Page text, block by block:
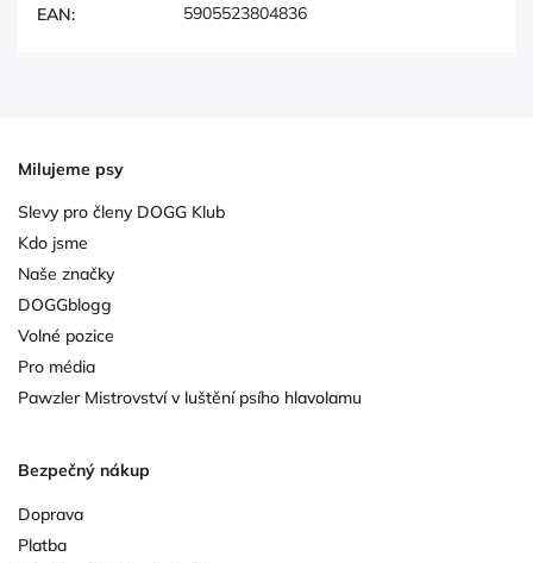
EAN: 5905523804836
Milujeme psy
Slevy pro členy DOGG Klub
Kdo jsme
Naše značky
DOGGblogg
Volné pozice
Pro média
Pawzler Mistrovství v luštění psího hlavolamu
Bezpečný nákup
Doprava
Platba